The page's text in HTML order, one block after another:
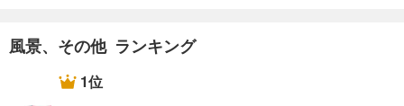
風景、その他 ランキング
1位